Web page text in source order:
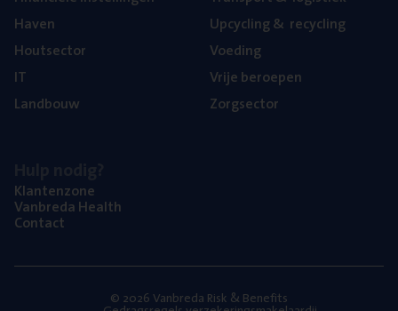
Haven
Hout­sec­tor
IT
Land­bouw
Upcy­cling& recycling
Voe­ding
Vrije beroe­pen
Zorg­sec­tor
Klan­ten­zo­ne
Van­b­re­da Health
Con­tact
© 2026 Vanbreda Risk & Benefits